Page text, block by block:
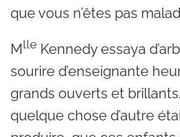
que vous n’êtes pas
Mlle Kennedy essaya
sourire d’enseignante
grands ouverts et
quelque chose d’autre